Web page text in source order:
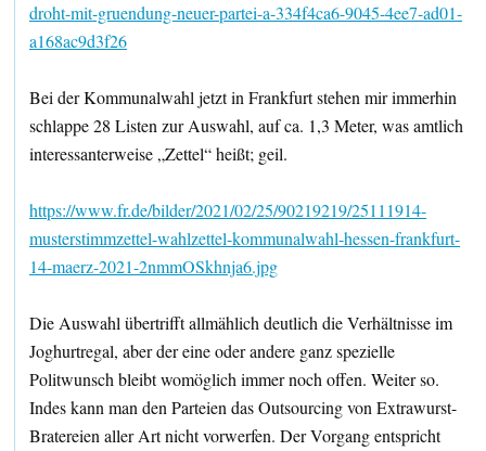
droht-mit-gruendung-neuer-partei-a-334f4ca6-9045-4ee7-ad01-
a168ac9d3f26
Bei der Kommunalwahl jetzt in Frankfurt stehen mir immerhin
schlappe 28 Listen zur Auswahl, auf ca. 1,3 Meter, was amtlich
interessanterweise „Zettel“ heißt; geil.
https://www.fr.de/bilder/2021/02/25/90219219/25111914-
musterstimmzettel-wahlzettel-kommunalwahl-hessen-frankfurt-
14-maerz-2021-2nmmOSkhnja6.jpg
Die Auswahl übertrifft allmählich deutlich die Verhältnisse im
Joghurtregal, aber der eine oder andere ganz spezielle
Politwunsch bleibt womöglich immer noch offen. Weiter so.
Indes kann man den Parteien das Outsourcing von Extrawurst-
Bratereien aller Art nicht vorwerfen. Der Vorgang entspricht